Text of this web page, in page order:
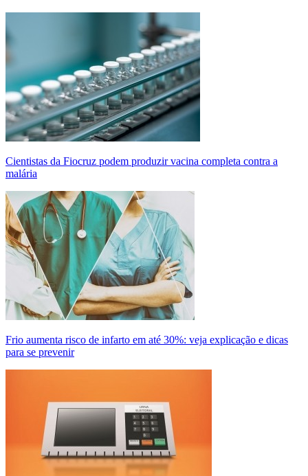
Cientistas da Fiocruz podem produzir vacina completa contra a
malária
Frio aumenta risco de infarto em até 30%: veja explicação e dicas
para se prevenir